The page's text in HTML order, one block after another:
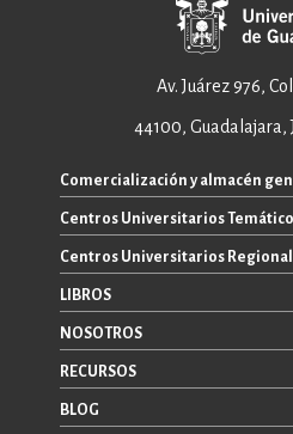
Av. Juárez 976,
44100, Guadalajara,
Comercialización y almacén
+52 33 3640 6326
+52 33 3640 4595
ventas@editorial.udg.mx
WhatsApp: +52 33 1433 6869
Centros Universitarios
CUAAD
CUCEA
CUCBA
CUCEI
CUCSH
Centros Universitarios
CUALTOS
CUCHAPALA
CUCOSTA
CUCSUR
LIBROS
TODOS LOS LIBROS
E-BOOKS
CATÁLOGOS
NOSOTROS
SOBRE NOSOTROS
CONTACTO
RECURSOS
PROMOCIONALES
BLOG